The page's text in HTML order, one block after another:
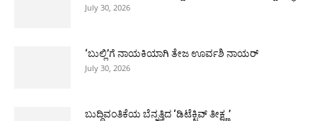
July 30, 2026
‘ಬುಲ್ಲಿ’ಗೆ ನಾಯಕಿಯಾಗಿ ತೇಜ ಊರ್ವಶಿ ನಾಯರ್
July 30, 2026
ಬುದ್ಧಿವಂತಿಕೆಯ ಬೆನ್ನತ್ತಿದ ‘ಡಿಟೆಕ್ಟಿವ್ ತೀಕ್ಷ್ಣ’